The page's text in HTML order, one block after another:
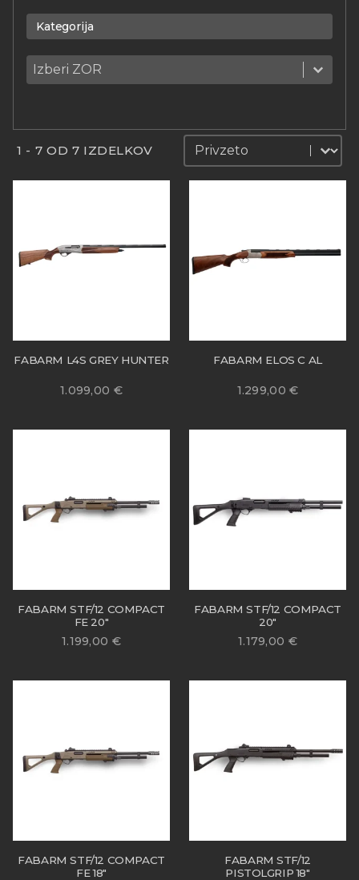
Kategorija
Kategorija
Kategorija
Kategorija
1 - 7 OD 7 IZDELKOV Sortiraj
Sortiraj
1.099,00 €
FABARM L4S GREY HUNTER
1.299,00€
FABARM ELOS C AL
1.199,00 €
FABARM STF/12 COMPACT
FE 20″
1.179,00 €
FABARM STF/12 COMPACT
20″
FABARM STF/12 COMPACT
FE 18″
FABARM STF/12
PISTOLGRIP 18″